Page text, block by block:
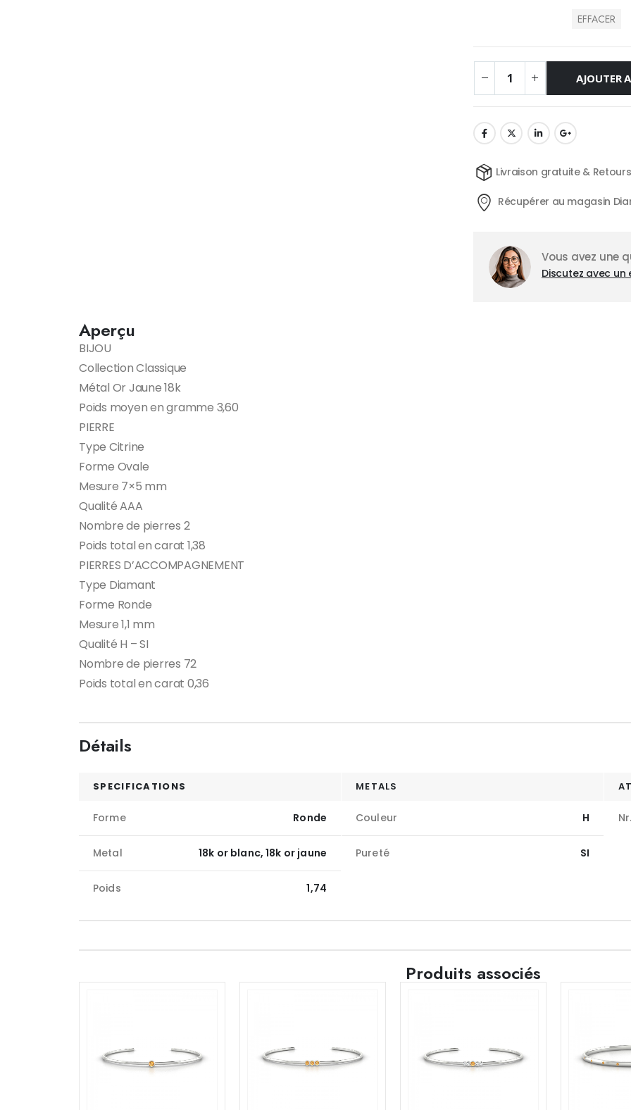
EFFACER
AJOUTER
Livraison gratuite &
Récupérer au magasin
Vous avez une
Discutez avec un
Aperçu
BIJOU
Collection Classique
Métal Or Jaune 18k
Poids moyen en gramme 3,60
PIERRE
Type Citrine
Forme Ovale
Mesure 7×5 mm
Qualité AAA
Nombre de pierres 2
Poids total en carat 1,38
PIERRES D’ACCOMPAGNEMENT
Type Diamant
Forme Ronde
Mesure 1,1 mm
Qualité H – SI
Nombre de pierres 72
Poids total en carat 0,36
Détails
SPECIFICATIONS
Forme Ronde
Metal 18k or blanc, 18k or jaune
Poids 1,74
METALS
Couleur H
Pureté SI
Produits associés